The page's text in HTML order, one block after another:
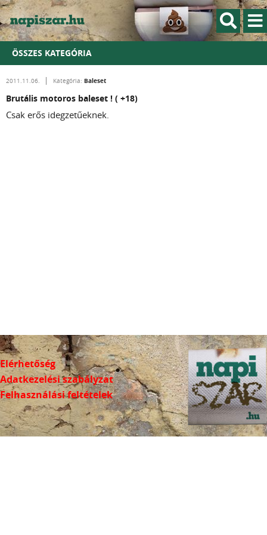
ÖSSZES KATEGÓRIA
2011.11.06. Kategória: Baleset
Brutális motoros baleset ! ( +18)
Csak erős idegzetűeknek.
Elérhetőség
Adatkezelési szabályzat
Felhasználási feltételek